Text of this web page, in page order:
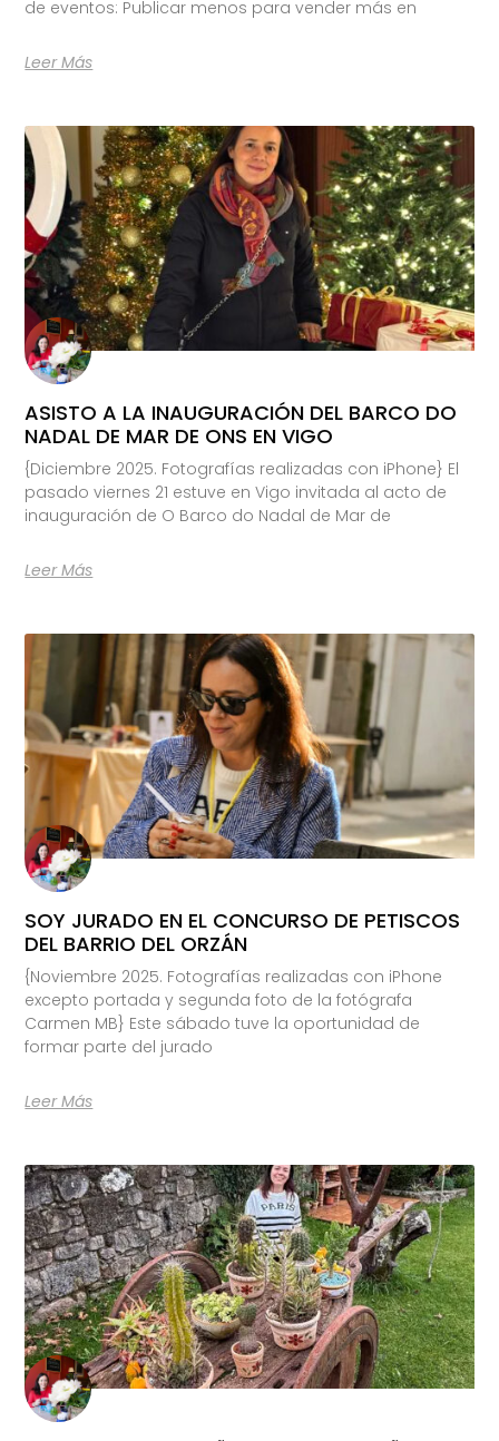
de eventos: Publicar menos para vender más en
Leer Más
ASISTO A LA INAUGURACIÓN DEL BARCO DO
NADAL DE MAR DE ONS EN VIGO
{Diciembre 2025. Fotografías realizadas con iPhone} El
pasado viernes 21 estuve en Vigo invitada al acto de
inauguración de O Barco do Nadal de Mar de
Leer Más
SOY JURADO EN EL CONCURSO DE PETISCOS
DEL BARRIO DEL ORZÁN
{Noviembre 2025. Fotografías realizadas con iPhone
excepto portada y segunda foto de la fotógrafa
Carmen MB} Este sábado tuve la oportunidad de
formar parte del jurado
Leer Más